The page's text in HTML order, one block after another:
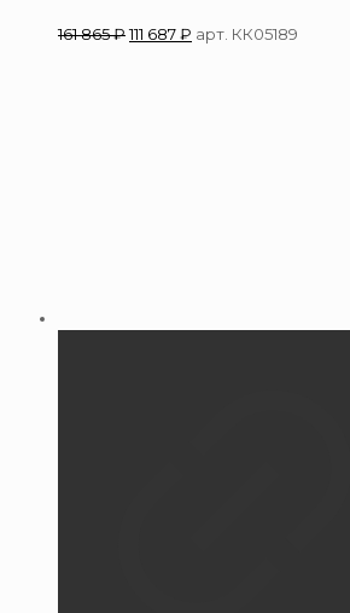
161 865₽111 687₽ арт. КК05189